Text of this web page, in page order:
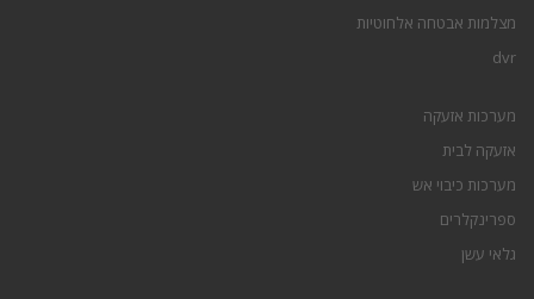
מצלמות אבטחה אלחוטיות
dvr
מערכות אזעקה
אזעקה לבית
מערכות כיבוי אש
ספרינקלרים
גלאי עשן